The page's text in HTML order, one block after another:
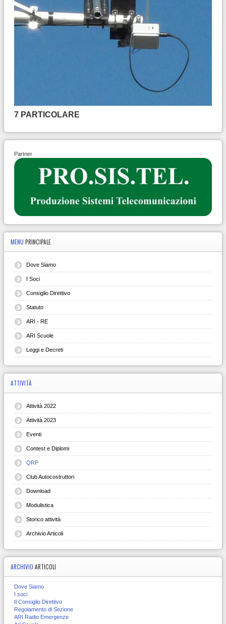
7 PARTICOLARE
Partner
MENU PRINCIPALE
Dove Siamo
I Soci
Consiglio Direttivo
Statuto
ARI - RE
ARI Scuole
Leggi e Decreti
ATTIVITÀ
Attività 2022
Attività 2023
Eventi
Contest e Diplomi
QRP
Club Autocostruttori
Download
Modulistica
Storico attività
Archivio Articoli
ARCHIVIO ARTICOLI
Dove Siamo
I soci
Il Consiglio Direttivo
Regolamento di Sezione
ARI Radio Emergenze